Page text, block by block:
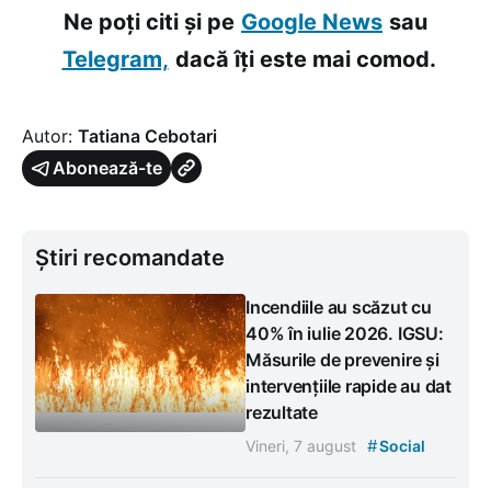
Ne poți citi și pe Google News sau
Telegram, dacă îți este mai comod.
Autor: Tatiana Cebotari
Abonează-te
Știri recomandate
Incendiile au scăzut cu
40% în iulie 2026. IGSU:
Măsurile de prevenire și
intervențiile rapide au dat
rezultate
Vineri, 7 august #Social